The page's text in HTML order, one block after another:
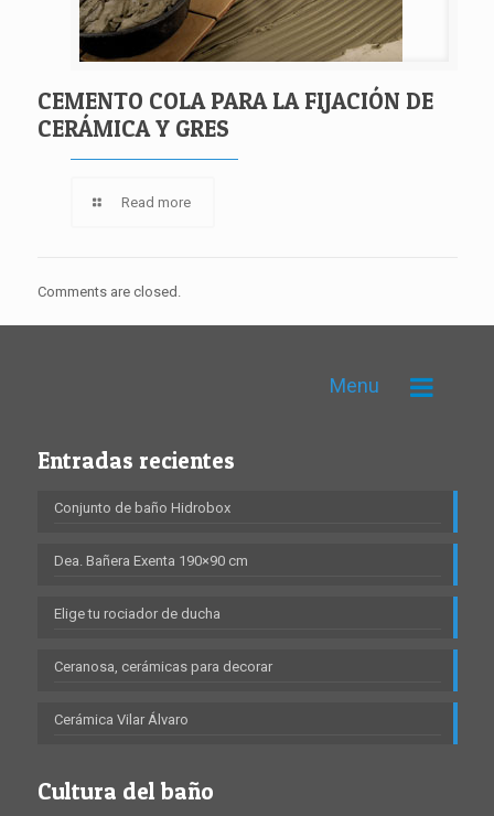
CEMENTO COLA PARA LA FIJACIÓN DE
CERÁMICA Y GRES
Read more
Comments are closed.
Menu
Entradas recientes
Conjunto de baño Hidrobox
Dea. Bañera Exenta 190×90 cm
Elige tu rociador de ducha
Ceranosa, cerámicas para decorar
Cerámica Vilar Álvaro
Cultura del baño